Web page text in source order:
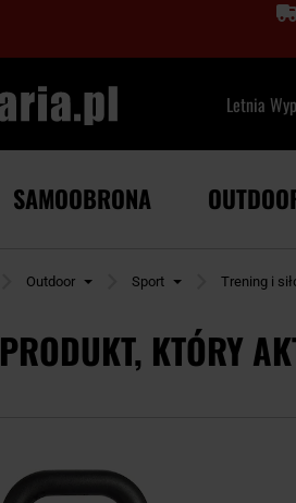
Letnia
SAMOOBRONA
Outdoor Sport Trening i
PRODUKT, KTÓRY